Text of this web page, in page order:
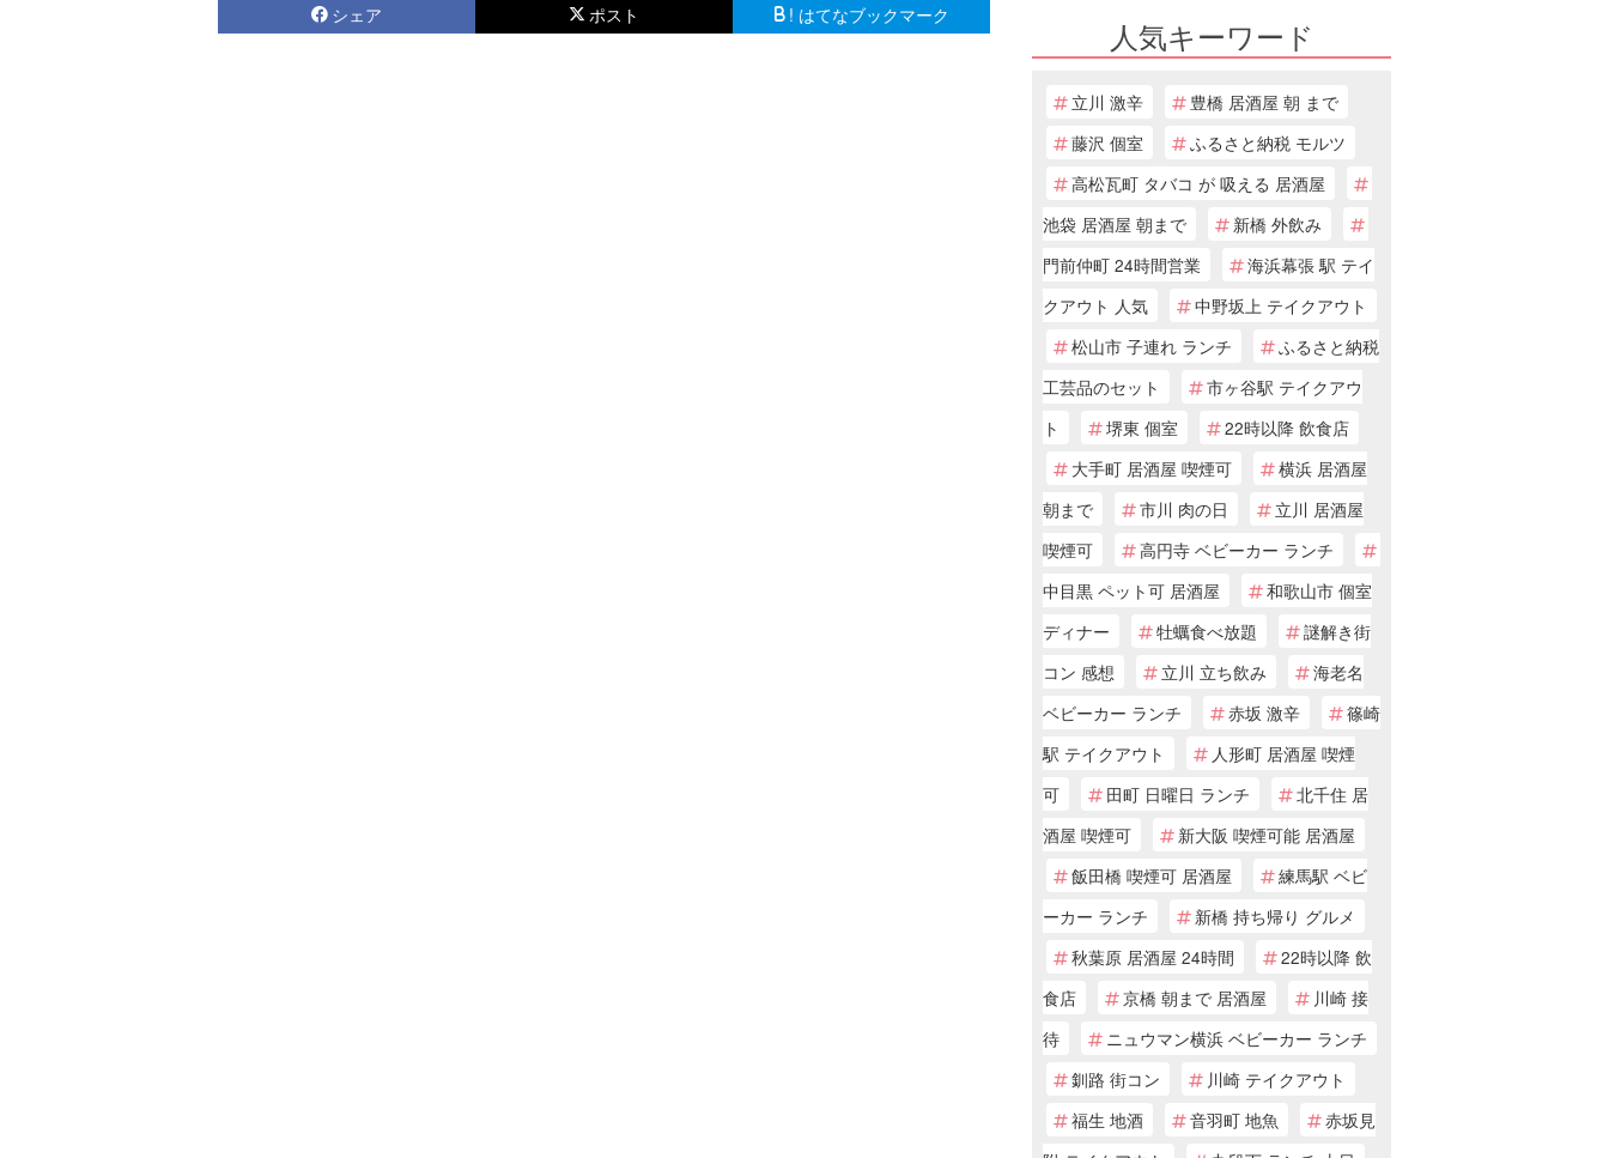
シェア ポスト ! はてなブックマーク
人気キーワード
立川 激辛
豊橋 居酒屋 朝 まで
藤沢 個室
ふるさと納税 モルツ
高松瓦町 タバコ が 吸える 居酒屋
池袋 居酒屋 朝まで
新橋 外飲み
門前仲町 24時間営業
海浜幕張 駅 テイ
クアウト 人気
中野坂上 テイクアウト
松山市 子連れ ランチ
ふるさと納税
工芸品のセット
市ヶ谷駅 テイクアウ
ト
堺東 個室
22時以降 飲食店
大手町 居酒屋 喫煙可
横浜 居酒屋
朝まで
市川 肉の日
立川 居酒屋
喫煙可
高円寺 ベビーカー ランチ
中目黒 ペット可 居酒屋
和歌山市 個室
ディナー
牡蠣食べ放題
謎解き街
コン 感想
立川 立ち飲み
海老名
ベビーカー ランチ
赤坂 激辛
篠崎
駅 テイクアウト
人形町 居酒屋 喫煙
可
田町 日曜日 ランチ
北千住 居
酒屋 喫煙可
新大阪 喫煙可能 居酒屋
飯田橋 喫煙可 居酒屋
練馬駅 ベビ
ーカー ランチ
新橋 持ち帰り グルメ
秋葉原 居酒屋 24時間
22時以降 飲
食店
京橋 朝まで 居酒屋
川崎 接
待
ニュウマン横浜 ベビーカー ランチ
釧路 街コン
川崎 テイクアウト
福生 地酒
音羽町 地魚
赤坂見